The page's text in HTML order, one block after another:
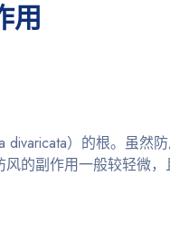
用
）的根。虽然
的副作用一般较轻微，